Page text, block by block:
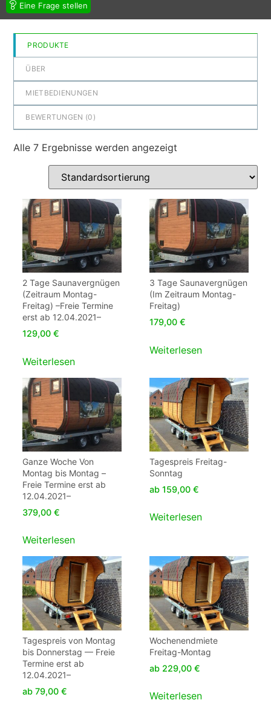
Eine Frage stellen
PRODUKTE
ÜBER
MIETBEDIENUNGEN
BEWERTUNGEN (0 )
Alle 7 Ergebnisse werden angezeigt
2 Tage Saunavergnügen
(Zeitraum Montag-
Freitag) –Freie Termine
erst ab 12.04.2021–
129,00€
Weiterlesen
3 Tage Saunavergnügen
(Im Zeitraum Montag-
Freitag)
179,00€
Weiterlesen
Ganze Woche Von
Montag bis Montag –
Freie Termine erst ab
12.04.2021–
379,00€
Weiterlesen
Tagespreis Freitag-
Sonntag
ab159,00€
Weiterlesen
Tagespreis von Montag
bis Donnerstag — Freie
Termine erst ab
12.04.2021–
ab79,00€
Wochenendmiete
Freitag-Montag
ab 229,00€
Weiterlesen